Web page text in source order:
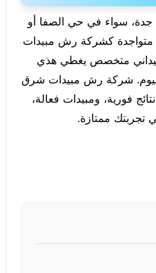
سواء في حي الصفا أو
متواجدة كشركة رش مبيدات
متخصص يغطي هذي
شركة رش مبيدات شرق
فورية، ومبيدات فعالة،
تجربتك ممتازة.